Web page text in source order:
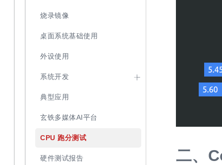
烧录镜像
桌面系统基础使用
外设使用
系统开发
典型应用
玄铁多媒体AI平台
CPU 跑分测试
硬件测试报告 二、